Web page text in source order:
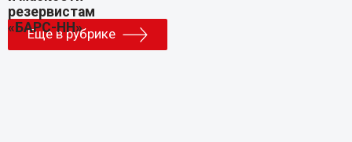
Еще в рубрике